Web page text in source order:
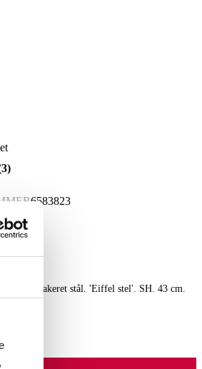
6583823
af sortlakeret stål. 'Eiffel stel'. SH. 43 cm.